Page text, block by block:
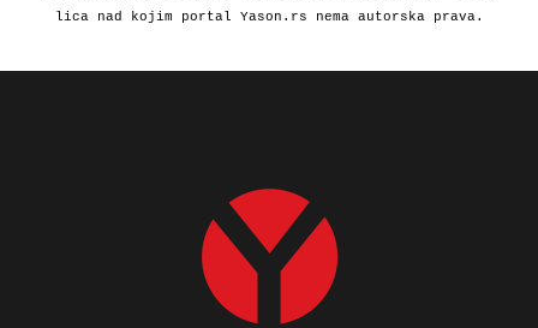
lica nad kojim portal Yason.rs nema autorska prava.